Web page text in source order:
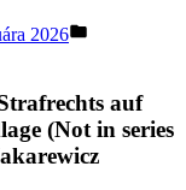
2026
auf
(Not in series